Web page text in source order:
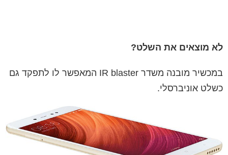
לא מוצאים את השלט?
במכשיר מובנה משדר IR blaster המאפשר לו לתפקד גם
כשלט אוניברסלי.